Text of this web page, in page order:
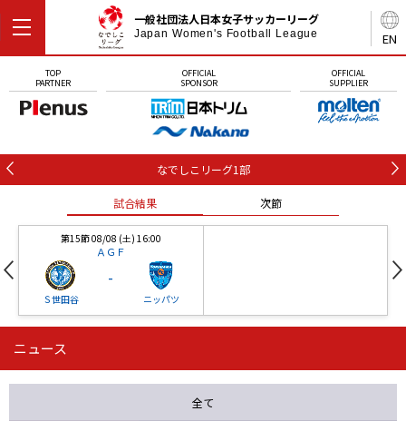
EN
一般社団法人日本女子サッカーリーグ
Japan Women's Football League
TOP
PARTNER
OFFICIAL
SPONSOR
OFFICIAL
SUPPLIER
なでしこリーグ1部
試合結果 次節
第15節 08/08 (土) 16:00
ＡＧＦ
Ｓ世田谷
-
ニッパツ
第16節 09/05 (土) 15:00
ニッパツ 石人の星
ニュース
全て